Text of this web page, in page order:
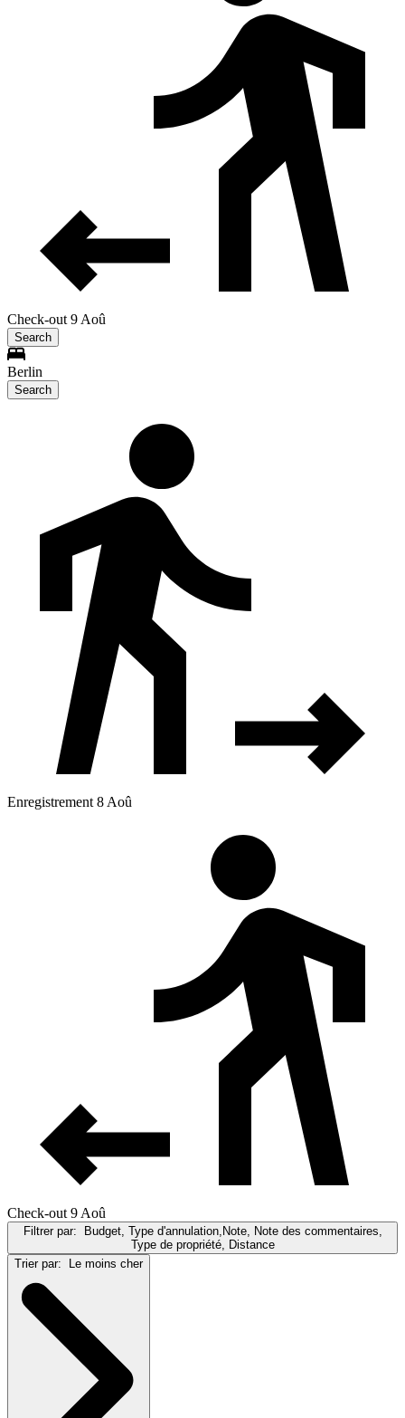
Check-out 9 Aoû
Search
Berlin
Search
Enregistrement 8 Aoû
Check-out 9 Aoû
Filtrer par: Budget, Type d'annulation,Note, Note des commentaires,
Type de propriété, Distance
Trier par: Le moins cher